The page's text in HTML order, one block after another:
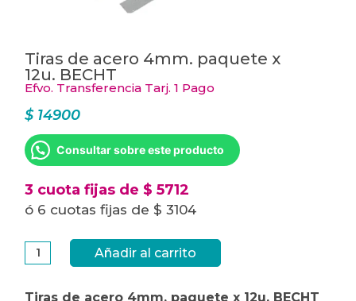
Tiras de acero 4mm. paquete x
12u. BECHT
Efvo. Transferencia Tarj. 1 Pago
$14900
Consultar sobre este producto
3 cuota fijas de $ 5712
ó 6 cuotas fijas de $ 3104
Tiras
de
acero
paquete
Añadir al carrito
Tiras de acero 4mm. paquete x 12u. BECHT